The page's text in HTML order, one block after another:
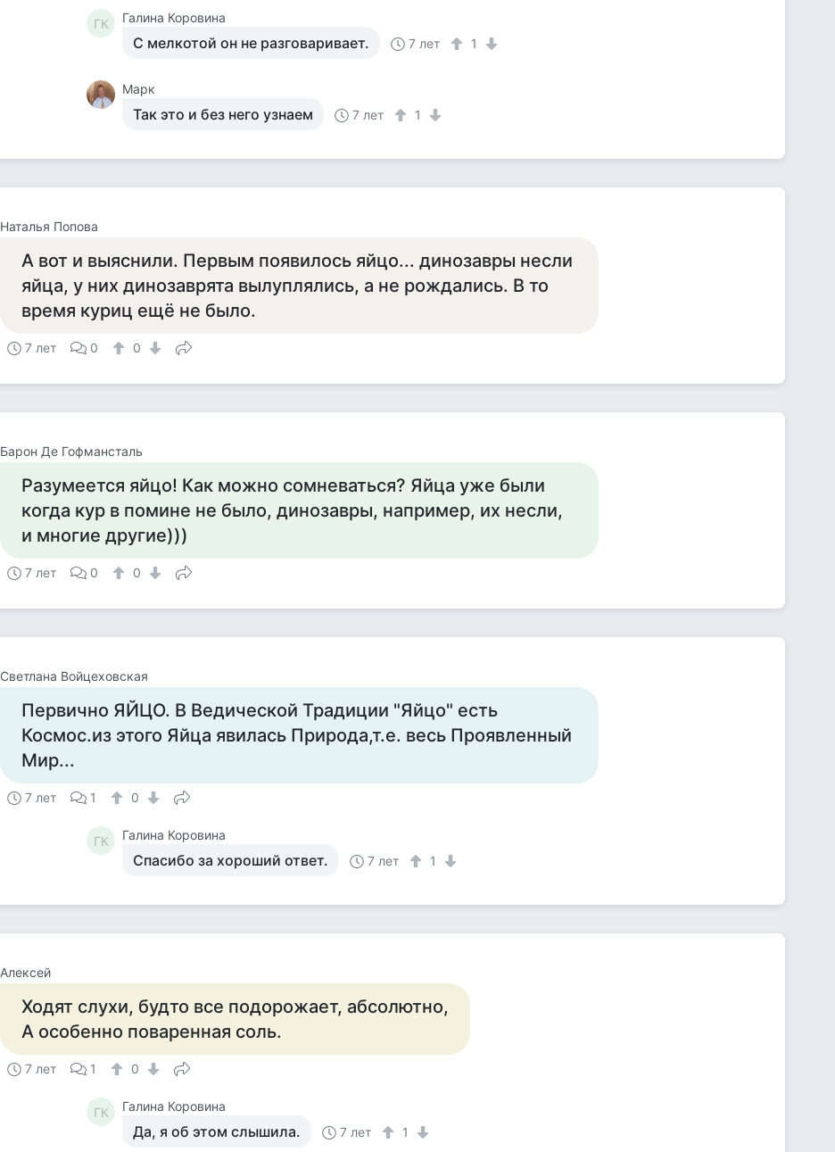
ГК Галина Коровина
С мелкотой он не разговаривает. 7 лет 1
Марк
Так это и без него узнаем 7 лет 1
Наталья Попова
А вот и выяснили. Первым появилось яйцо... динозавры несли
яйца, у них динозаврята вылуплялись, а не рождались. В то
время куриц ещё не было.
7 лет 0 0
Барон Де Гофмансталь
Разумеется яйцо! Как можно сомневаться? Яйца уже были
когда кур в помине не было, динозавры, например, их несли,
и многие другие)))
7 лет 0 0
Светлана Войцеховская
Первично ЯЙЦО. В Ведической Традиции "Яйцо" есть
Космос.из этого Яйца явилась Природа,т.е. весь Проявленный
Мир...
7 лет 1 0
ГК Галина Коровина
Спасибо за хороший ответ. 7 лет 1
Алексей
Ходят слухи, будто все подорожает, абсолютно,
А особенно поваренная соль.
7 лет 1 0
ГК Галина Коровина
Да, я об этом слышила. 7 лет 1